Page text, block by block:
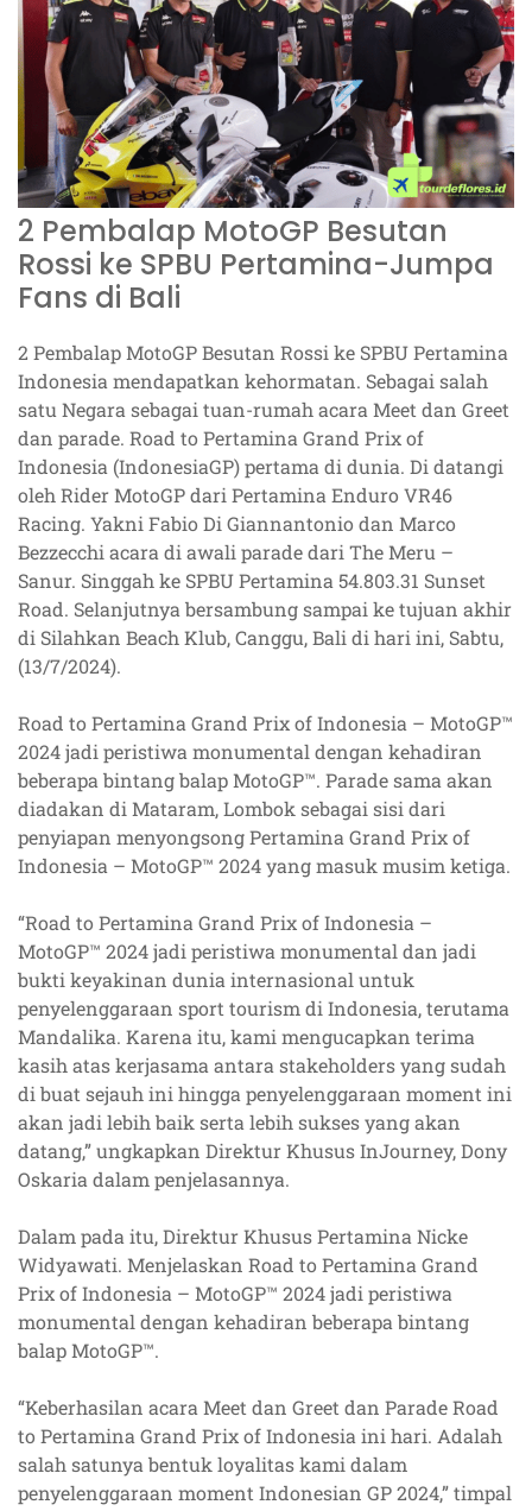
2 Pembalap MotoGP Besutan
Rossi ke SPBU Pertamina-Jumpa
Fans di Bali
2 Pembalap MotoGP Besutan Rossi ke SPBU Pertamina
Indonesia mendapatkan kehormatan. Sebagai salah
satu Negara sebagai tuan-rumah acara Meet dan Greet
dan parade. Road to Pertamina Grand Prix of
Indonesia (IndonesiaGP) pertama di dunia. Di datangi
oleh Rider MotoGP dari Pertamina Enduro VR46
Racing. Yakni Fabio Di Giannantonio dan Marco
Bezzecchi acara di awali parade dari The Meru –
Sanur. Singgah ke SPBU Pertamina 54.803.31 Sunset
Road. Selanjutnya bersambung sampai ke tujuan akhir
di Silahkan Beach Klub, Canggu, Bali di hari ini, Sabtu,
(13/7/2024).
Road to Pertamina Grand Prix of Indonesia – MotoGP™️
2024 jadi peristiwa monumental dengan kehadiran
beberapa bintang balap MotoGP™️. Parade sama akan
diadakan di Mataram, Lombok sebagai sisi dari
penyiapan menyongsong Pertamina Grand Prix of
Indonesia – MotoGP™️ 2024 yang masuk musim ketiga.
“Road to Pertamina Grand Prix of Indonesia –
MotoGP™️ 2024 jadi peristiwa monumental dan jadi
bukti keyakinan dunia internasional untuk
penyelenggaraan sport tourism di Indonesia, terutama
Mandalika. Karena itu, kami mengucapkan terima
kasih atas kerjasama antara stakeholders yang sudah
di buat sejauh ini hingga penyelenggaraan moment ini
akan jadi lebih baik serta lebih sukses yang akan
datang,” ungkapkan Direktur Khusus InJourney, Dony
Oskaria dalam penjelasannya.
Dalam pada itu, Direktur Khusus Pertamina Nicke
Widyawati. Menjelaskan Road to Pertamina Grand
Prix of Indonesia – MotoGP™️ 2024 jadi peristiwa
monumental dengan kehadiran beberapa bintang
balap MotoGP™️.
“Keberhasilan acara Meet dan Greet dan Parade Road
to Pertamina Grand Prix of Indonesia ini hari. Adalah
salah satunya bentuk loyalitas kami dalam
penyelenggaraan moment Indonesian GP 2024,” timpal